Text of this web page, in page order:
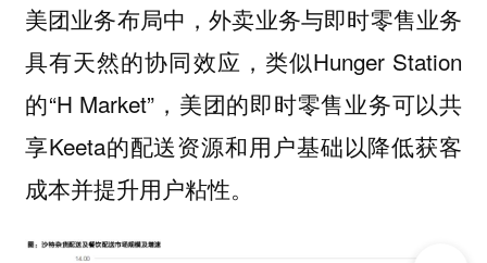
美团业务布局中，外卖业务与即时零售业务
具有天然的协同效应，类似Hunger Station
的“H Market”，美团的即时零售业务可以共
享Keeta的配送资源和用户基础以降低获客
成本并提升用户粘性。